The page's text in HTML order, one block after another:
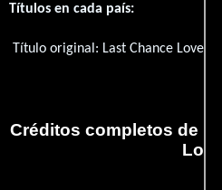
Títulos en cada país:
Título original: Last Chance Love
Créditos completos de la
Love